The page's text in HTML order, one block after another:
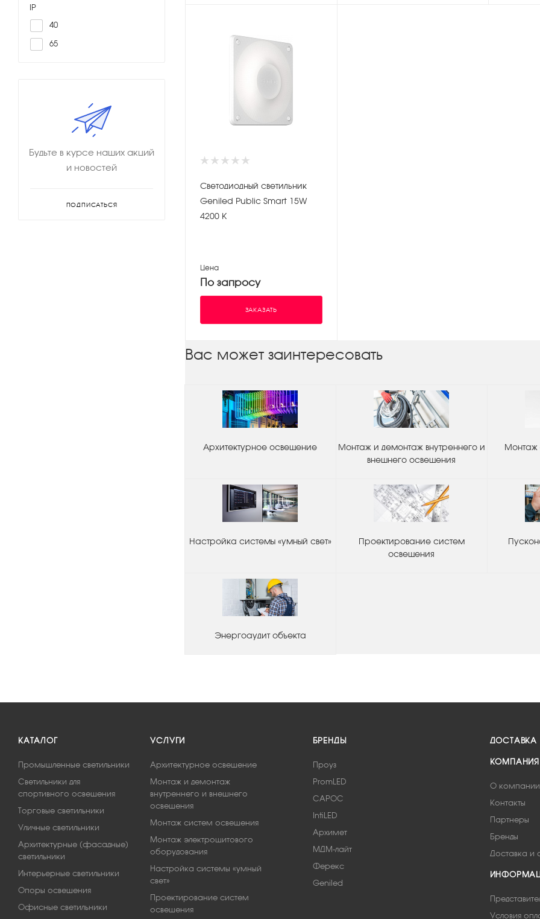
Светодиодный светильник
Geniled Public Smart 15W
4200 К
Цена
По запросу
ЗАКАЗАТЬ
Вас может заинтересовать
Архитектурное освещение
Монтаж и демонтаж внутреннего и
внешнего освещения
Монтаж
Настройка системы «умный свет»
Проектирование систем
освещения
Энергоаудит объекта
IP
40
65
Будьте в курсе наших акций
и новостей
ПОДПИСАТЬСЯ
КАТАЛОГ
Промышленные светильники
Светильники для
спортивного освещения
Торговые светильники
Уличные светильники
Архитектурные (фасадные)
светильники
Интерьерные светильники
Опоры освещения
Офисные светильники
УСЛУГИ
Архитектурное освещение
Монтаж и демонтаж
внутреннего и внешнего
освещения
Монтаж систем освещения
Монтаж электрощитового
оборудования
Настройка системы «умный
свет»
Проектирование систем
освещения
БРЕНДЫ
Проуз
PromLED
САРОС
IntiLED
Архимет
МДМ-лайт
Ферекс
Geniled
ДОСТАВКА
КОМПАНИЯ
О компании
Контакты
Партнеры
Бренды
Доставка и
Условия